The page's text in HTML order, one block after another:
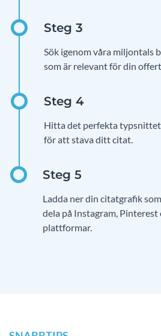
Sök igenom våra miljontals
som är relevant för din
Hitta det perfekta
för att stava ditt citat.
Ladda ner din citatgrafik
dela på Instagram, Pinterest
plattformar.